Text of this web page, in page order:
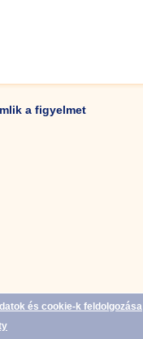
a figyelmet
és cookie-k feldolgozása